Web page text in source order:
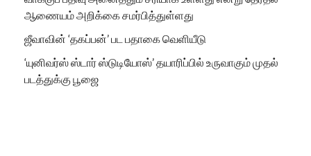
ஆணையம் அறிக்கை சமர்பித்துள்ளது
ஜீவாவின் ‘தகப்பன்’ பட பதாகை வெளியீடு
‘யுனிவர்ஸ் ஸ்டார் ஸ்டுடியோஸ்’ தயாரிப்பில் உருவாகும் முதல்
படத்துக்கு பூஜை